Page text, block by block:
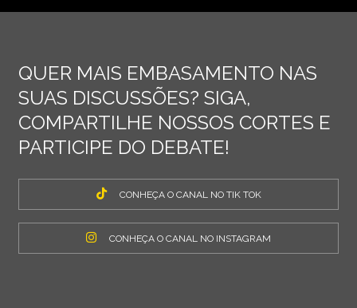
QUER MAIS EMBASAMENTO NAS
SUAS DISCUSSÕES? SIGA,
COMPARTILHE NOSSOS CORTES E
PARTICIPE DO DEBATE!
CONHEÇA O CANAL NO TIK TOK
CONHEÇA O CANAL NO INSTAGRAM